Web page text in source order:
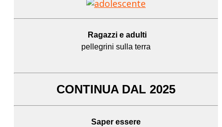
Ragazzi e adulti
pellegrini sulla terra
CONTINUA DAL 2025
Saper essere